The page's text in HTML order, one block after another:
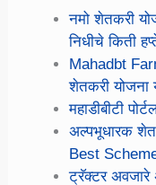
नमो शेतकरी
निधीचे किती
Mahadbt
शेतकरी योजना
महाडीबीटी
अल्पभूधारक
Best
ट्रॅक्टर अवजारे